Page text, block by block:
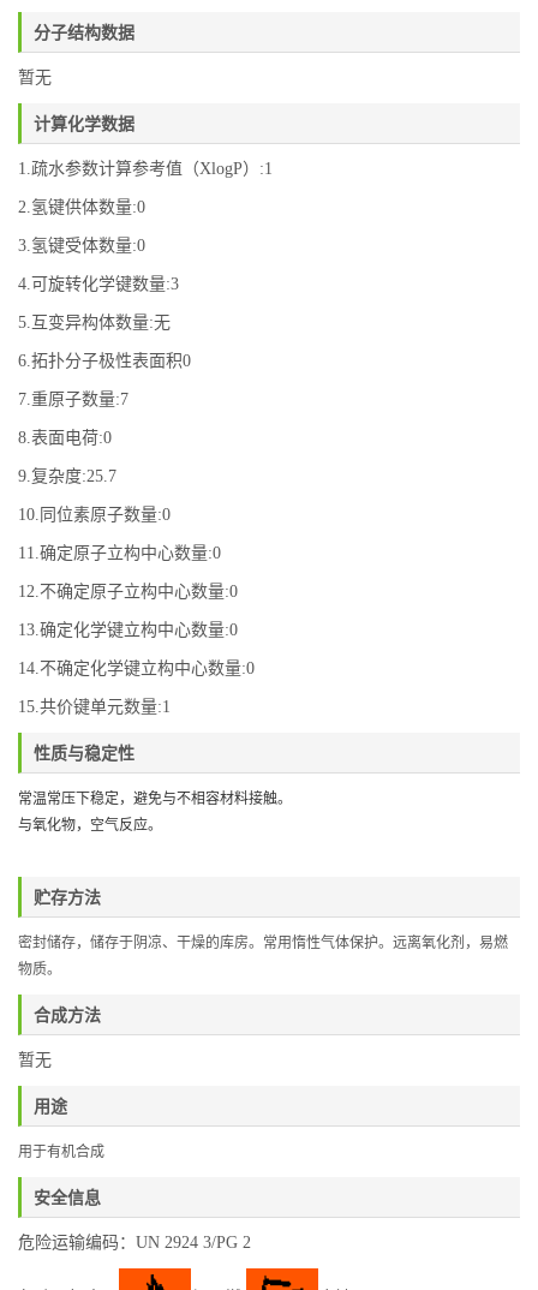
分子结构数据
暂无
计算化学数据
1.疏水参数计算参考值（XlogP）:1
2.氢键供体数量:0
3.氢键受体数量:0
4.可旋转化学键数量:3
5.互变异构体数量:无
6.拓扑分子极性表面积0
7.重原子数量:7
8.表面电荷:0
9.复杂度:25.7
10.同位素原子数量:0
11.确定原子立构中心数量:0
12.不确定原子立构中心数量:0
13.确定化学键立构中心数量:0
14.不确定化学键立构中心数量:0
15.共价键单元数量:1
性质与稳定性
常温常压下稳定，避免与不相容材料接触。
与氧化物，空气反应。
贮存方法
密封储存， 储存于阴凉、干燥的库房。常用惰性气体保护。远离氧化剂，易燃
物质。
合成方法
暂无
用途
用于有机合成
安全信息
危险运输编码：UN 2924 3/PG 2